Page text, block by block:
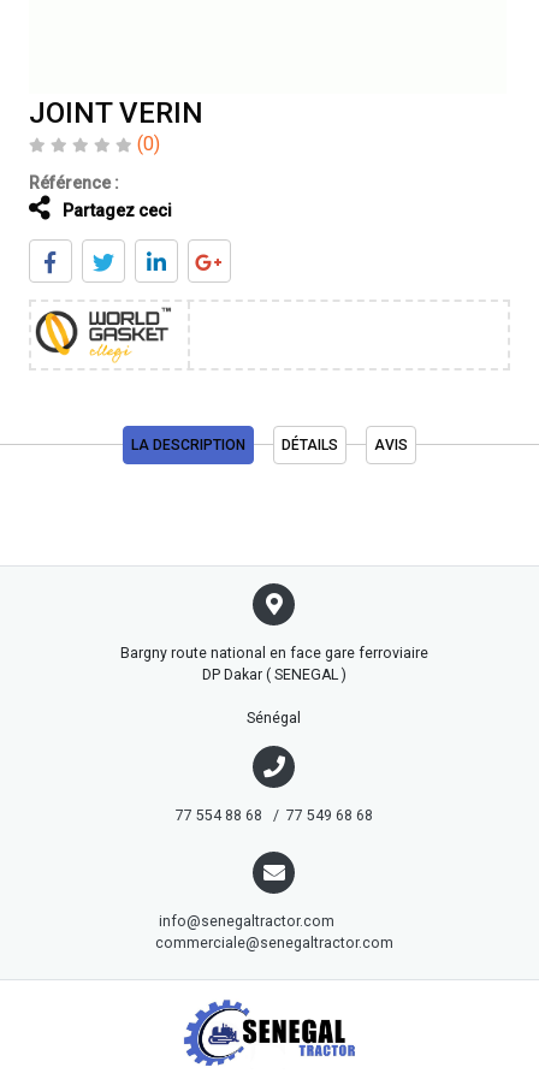
JOINT VERIN
(0)
Référence :
Partagez ceci
LA DESCRIPTION DÉTAILS AVIS
Bargny route national en face gare ferroviaire
DP Dakar ( SENEGAL )
Sénégal
77 554 88 68 / 77 549 68 68
info@senegaltractor.com
commerciale@senegaltractor.com